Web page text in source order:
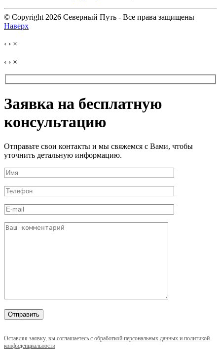
© Copyright 2026 Северный Путь - Все права защищены
Наверх
‹ › ×
‹ › ×
Заявка на бесплатную
консультацию
Отправьте свои контакты и мы свяжемся с Вами, чтобы
уточнить детальную информацию.
Оставляя заявку, вы соглашаетесь с обработкой персональных данных и политикой
конфиденциальности